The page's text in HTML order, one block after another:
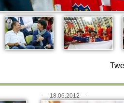
— 18.06.2012 —